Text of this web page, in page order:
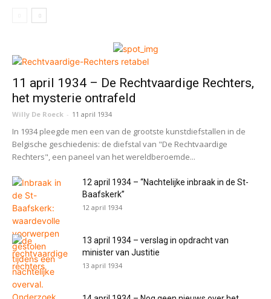
11 april 1934 – De Rechtvaardige Rechters,
het mysterie ontrafeld
Willy De Roeck - 11 april 1934
In 1934 pleegde men een van de grootste kunstdiefstallen in de
Belgische geschiedenis: de diefstal van "De Rechtvaardige
Rechters", een paneel van het wereldberoemde...
12 april 1934 – “Nachtelijke inbraak in de St-
Baafskerk”
12 april 1934
13 april 1934 – verslag in opdracht van
minister van Justitie
13 april 1934